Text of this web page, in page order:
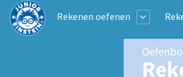
Rekenen oefenen